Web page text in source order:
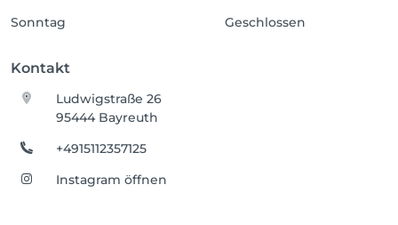
Sonntag
Geschlossen
Kontakt
Ludwigstraße 26
95444 Bayreuth
+4915112357125
Instagram öffnen